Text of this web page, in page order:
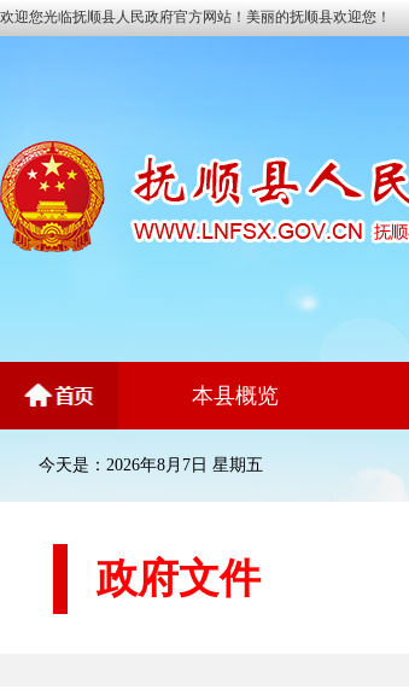
欢迎您光临抚顺县人民政府官方网站！美丽的抚顺县欢迎您！
本县概览
今天是：2026年8月7日 星期五
政府文件